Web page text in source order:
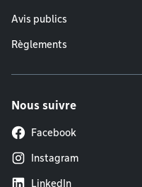
Avis publics
Règlements
Nous suivre
Facebook
Instagram
LinkedIn